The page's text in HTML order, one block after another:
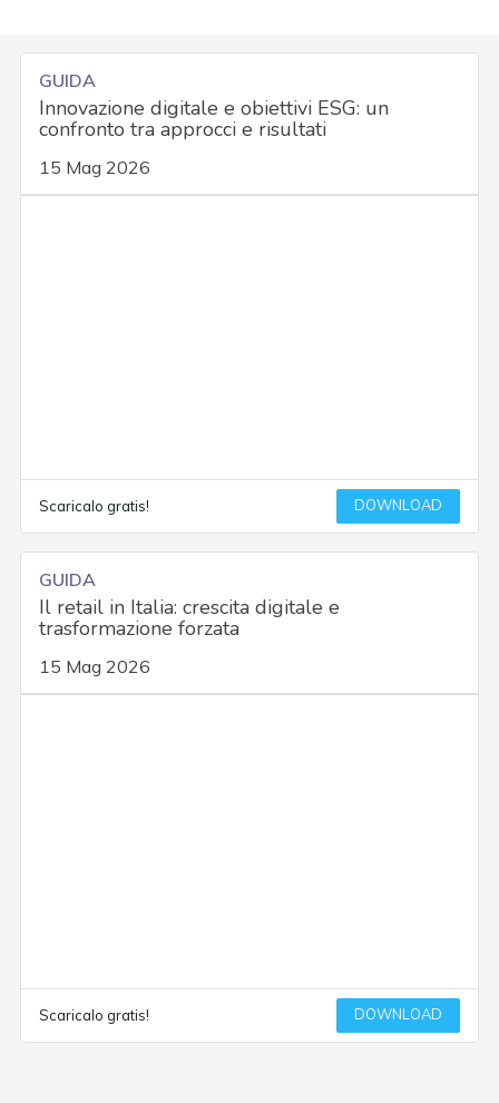
GUIDA
Innovazione digitale e obiettivi ESG: un
confronto tra approcci e risultati
15 Mag 2026
Scaricalo gratis! DOWNLOAD
GUIDA
Il retail in Italia: crescita digitale e
trasformazione forzata
15 Mag 2026
Scaricalo gratis! DOWNLOAD